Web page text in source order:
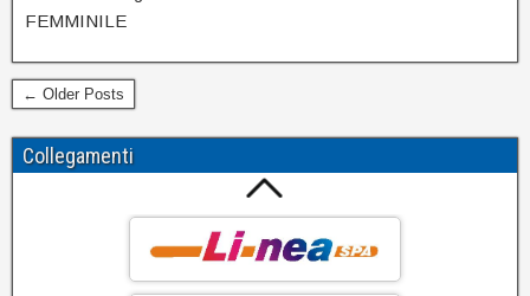
FEMMINILE
← Older Posts
Collegamenti